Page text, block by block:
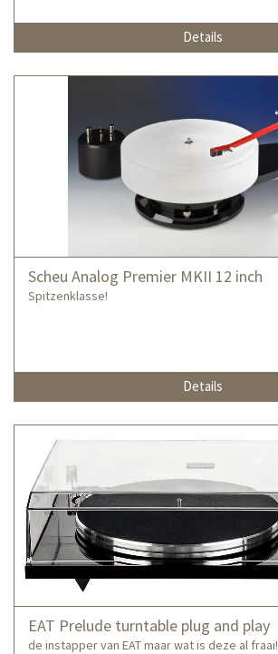
Details
Scheu Analog Premier MKII 12 inch
Spitzenklasse!
Details
EAT Prelude turntable plug and play
de instapper van EAT maar wat is deze al fraai!